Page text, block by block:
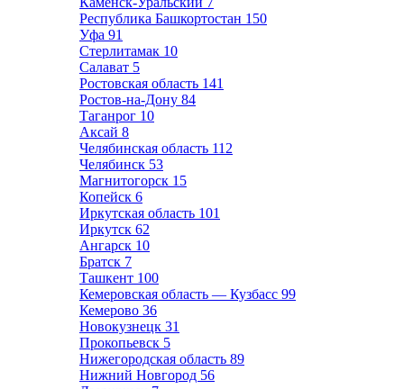
Республика Башкортостан 150
Уфа 91
Стерлитамак 10
Салават 5
Ростовская область 141
Ростов-на-Дону 84
Таганрог 10
Аксай 8
Челябинская область 112
Челябинск 53
Магнитогорск 15
Копейск 6
Иркутская область 101
Иркутск 62
Ангарск 10
Братск 7
Ташкент 100
Кемеровская область — Кузбасс 99
Кемерово 36
Новокузнецк 31
Прокопьевск 5
Нижегородская область 89
Нижний Новгород 56